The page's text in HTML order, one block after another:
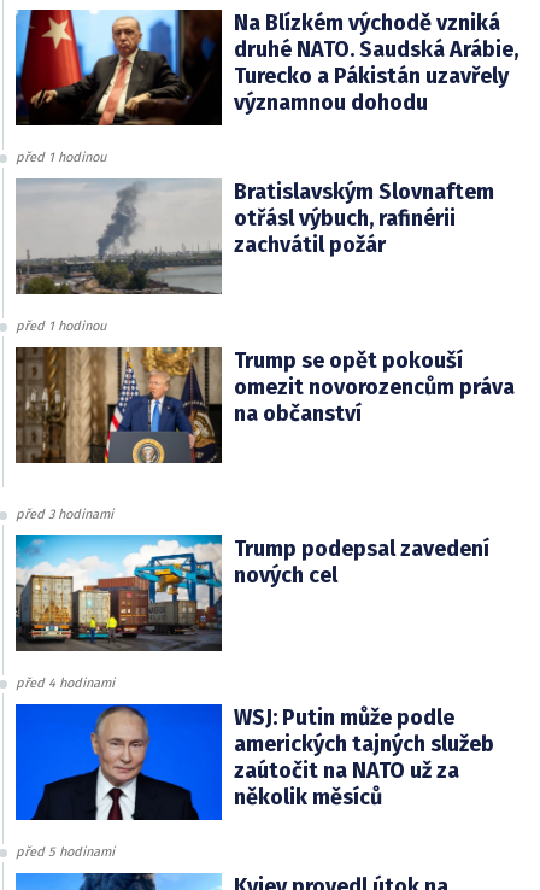
Na Blízkém východě vzniká
druhé NATO. Saudská Arábie,
Turecko a Pákistán uzavřely
významnou dohodu
před 1 hodinou
Bratislavským Slovnaftem
otřásl výbuch, rafinérii
zachvátil požár
před 1 hodinou
Trump se opět pokouší
omezit novorozencům práva
na občanství
před 3 hodinami
Trump podepsal zavedení
nových cel
před 4 hodinami
WSJ: Putin může podle
amerických tajných služeb
zaútočit na NATO už za
několik měsíců
před 5 hodinami